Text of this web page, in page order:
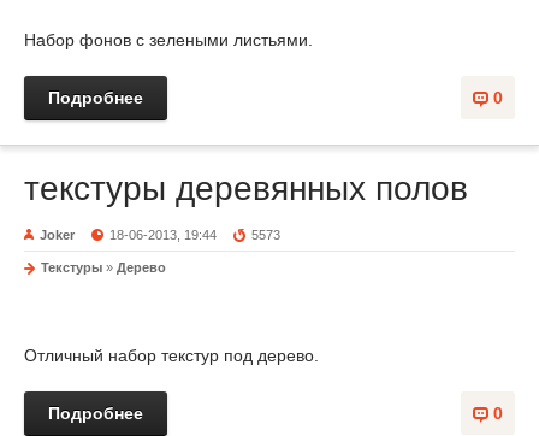
Набор фонов с зелеными листьями.
0
Подробнее
текстуры деревянных полов
Joker 18-06-2013, 19:44 5573
Текстуры » Дерево
Отличный набор текстур под дерево.
0
Подробнее